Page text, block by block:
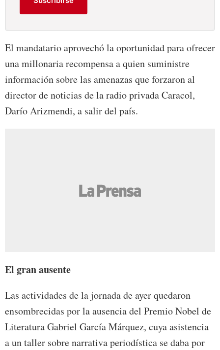
El mandatario aprovechó la oportunidad para ofrecer
una millonaria recompensa a quien suministre
información sobre las amenazas que forzaron al
director de noticias de la radio privada Caracol,
Darío Arizmendi, a salir del país.
El gran ausente
Las actividades de la jornada de ayer quedaron
ensombrecidas por la ausencia del Premio Nobel de
Literatura Gabriel García Márquez, cuya asistencia
a un taller sobre narrativa periodística se daba por